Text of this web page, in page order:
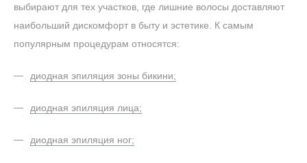
выбирают для тех участков, где лишние волосы доставляют
наибольший дискомфорт в быту и эстетике. К самым
популярным процедурам относятся:
диодная эпиляция зоны бикини;
диодная эпиляция лица;
диодная эпиляция ног;